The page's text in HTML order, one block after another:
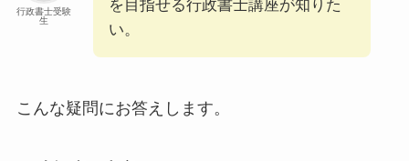
行政書士受験
生
を目指せる行政書士講座が知りた
い。
こんな疑問にお答えします。